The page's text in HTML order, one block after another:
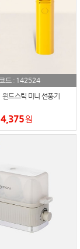
드 : 142524
드스틱 미니 선풍기
원